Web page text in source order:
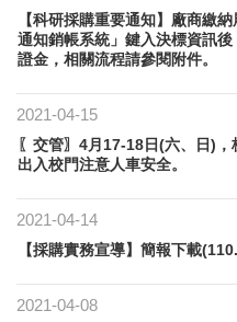
【科研採購重要通知】廠商繳
通知銷帳系統」鍵入決標資訊
證金，相關流程請參閱附件。
2021-04-15
〖交管〗4月17-18日(六、日)
出入校門注意人車安全。
2021-04-14
【採購實務宣導】簡報下載
2021-04-08